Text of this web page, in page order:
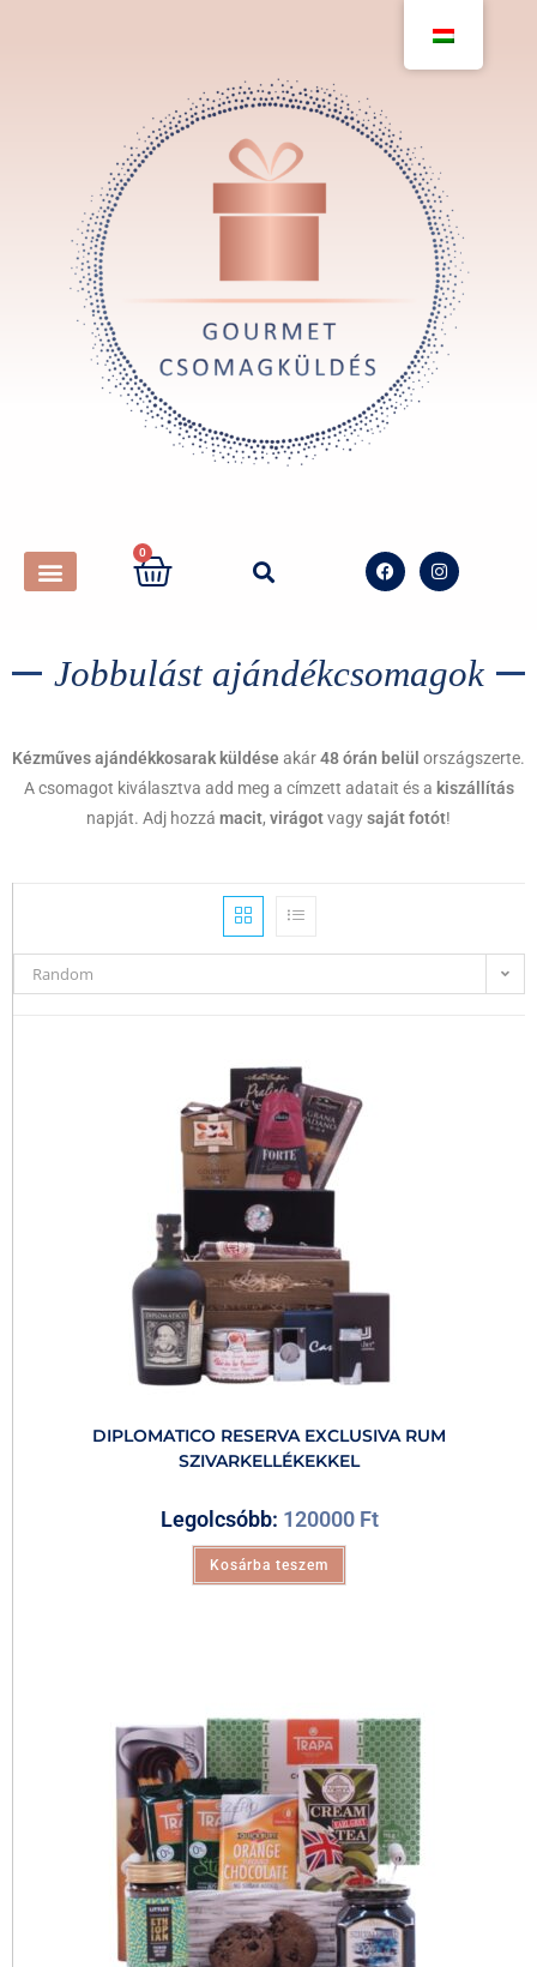
0
Jobbulást ajándékcsomagok
Kézműves ajándékkosarak küldése akár48 órán belül országszerte.
A csomagot kiválasztva add meg a címzett adatait és a kiszállítás
napját. Adj hozzá macit, virágotvagysaját fotót!
Random
DIPLOMATICO RESERVA EXCLUSIVA RUM
SZIVARKELLÉKEKKEL
Legolcsóbb: 120000 Ft
Kosárba teszem